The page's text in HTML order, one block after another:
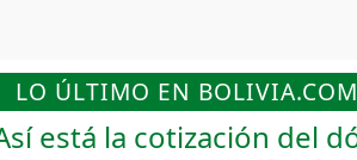
LO ÚLTIMO EN BOLIVIA.COM